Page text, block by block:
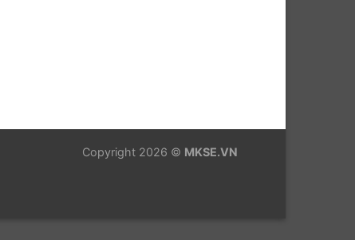
Copyright 2026 © MKSE.VN